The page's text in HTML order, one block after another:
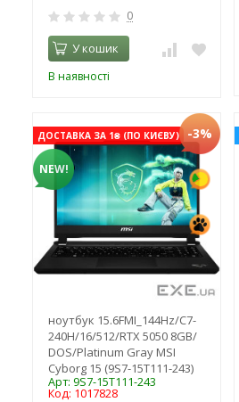
0
У кошик
В наявності
ДОСТАВКА ЗА 1₴ (ПО КИЄВУ)
NEW!
-3%
ноутбук 15.6FMI_144Hz/C7-
240H/16/512/RTX 5050 8GB/
DOS/Platinum Gray MSI
Cyborg 15 (9S7-15T111-243)
Арт: 9S7-15T111-243
Код: 1017828